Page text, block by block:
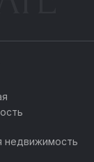
недвижимость